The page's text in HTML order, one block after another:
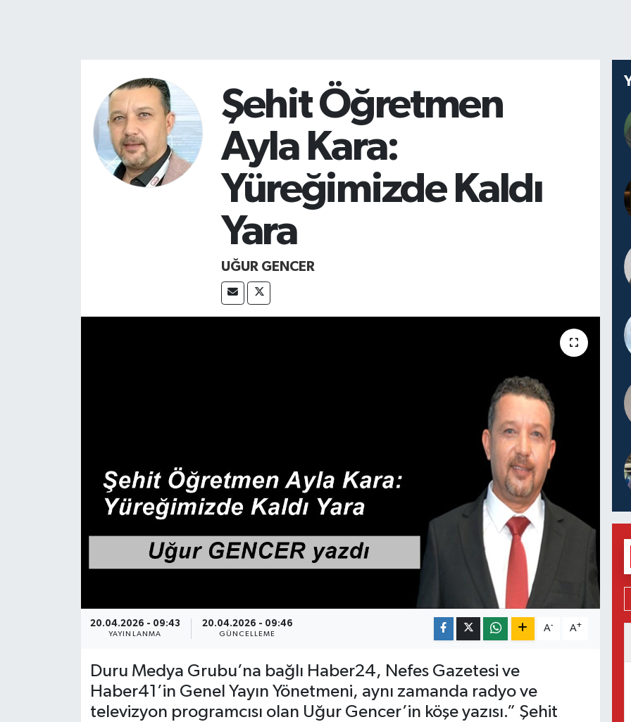
Şehit Öğretmen
Ayla Kara:
Yüreğimizde Kaldı
Yara
UĞUR GENCER
20.04.2026 - 09:43
YAYINLANMA
20.04.2026 - 09:46
GÜNCELLEME
A- A+
Duru Medya Grubu’na bağlı Haber24, Nefes Gazetesi ve
Haber41’in Genel Yayın Yönetmeni, aynı zamanda radyo ve
televizyon programcısı olan Uğur Gencer’in köşe yazısı.” Şehit